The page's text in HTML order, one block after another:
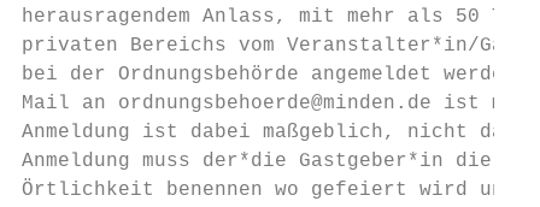
herausragendem Anlass, mit mehr als 50
privaten Bereichs vom Veranstalter*in/
bei der Ordnungsbehörde angemeldet werden
Mail an ordnungsbehoerde@minden.de ist
Anmeldung ist dabei maßgeblich, nicht das
Anmeldung muss der*die Gastgeber*in die
Örtlichkeit benennen wo gefeiert wird und